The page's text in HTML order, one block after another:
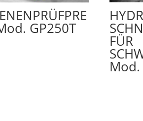
GP250T
FÜR
Mod.